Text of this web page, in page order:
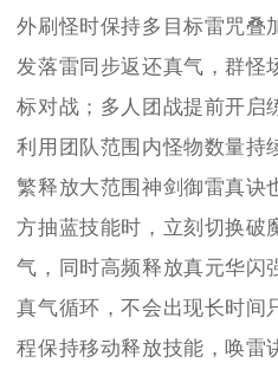
外刷怪时保持多目标雷咒叠
发落雷同步返还真气，群怪
标对战；多人团战提前开启
利用团队范围内怪物数量持
繁释放大范围神剑御雷真诀
方抽蓝技能时，立刻切换破
气，同时高频释放真元华闪
真气循环，不会出现长时间
程保持移动释放技能，唤雷